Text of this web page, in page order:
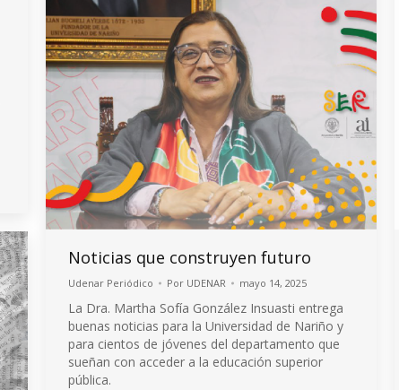
Noticias que construyen futuro
Udenar Periódico Por UDENAR mayo 14, 2025
La Dra. Martha Sofía González Insuasti entrega
buenas noticias para la Universidad de Nariño y
para cientos de jóvenes del departamento que
sueñan con acceder a la educación superior
pública.